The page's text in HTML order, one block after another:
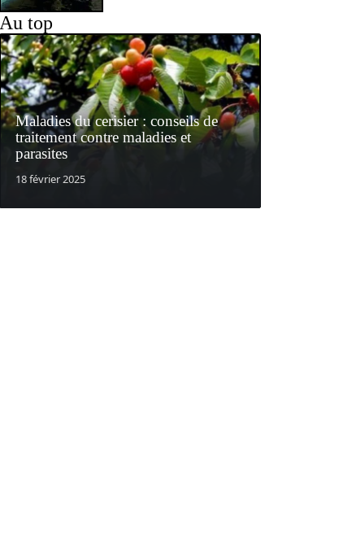
Au top
Maladies du cerisier : conseils de
traitement contre maladies et
parasites
18 février 2025